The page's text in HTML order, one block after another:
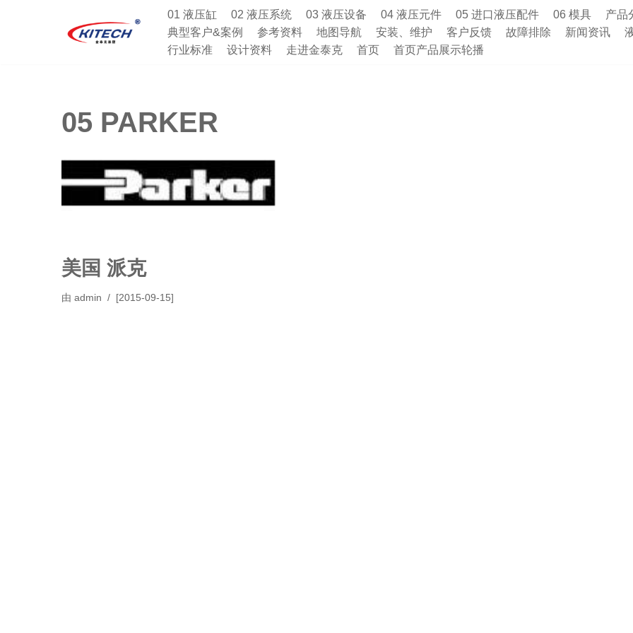
01 液压缸 02 液压系统 03 液压设备 04 液压元件 05 进口液压配件 06 模具 产品
典型客户&案例
参考资料 地图导航 安装、维护 客户反馈 故障排除 新闻资讯
行业标准
设计资料 走进金泰克 首页 首页产品展示轮播
05 PARKER
美国 派克
由 admin [2015-09-15]